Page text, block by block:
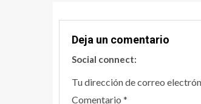
Deja un comentario
Social connect:
Tu dirección de correo
Comentario *